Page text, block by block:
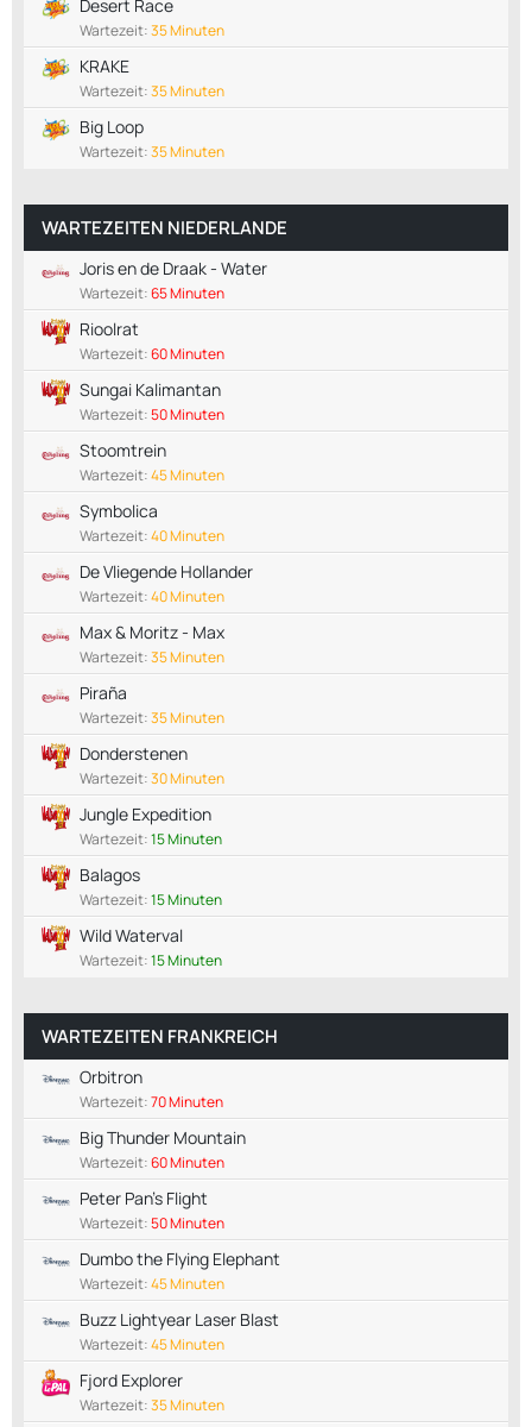
Desert Race
Wartezeit:35 Minuten
KRAKE
Wartezeit:35 Minuten
Big Loop
Wartezeit:35 Minuten
WARTEZEITEN NIEDERLANDE
Joris en de Draak - Water
Wartezeit:65 Minuten
Rioolrat
Wartezeit:60 Minuten
Sungai Kalimantan
Wartezeit:50 Minuten
Stoomtrein
Wartezeit:45 Minuten
Symbolica
Wartezeit:40 Minuten
De Vliegende Hollander
Wartezeit:40 Minuten
Max & Moritz - Max
Wartezeit:35 Minuten
Piraña
Wartezeit:35 Minuten
Donderstenen
Wartezeit:30 Minuten
Jungle Expedition
Wartezeit:15 Minuten
Balagos
Wartezeit:15 Minuten
Wild Waterval
Wartezeit:15 Minuten
WARTEZEITEN FRANKREICH
Orbitron
Wartezeit:70 Minuten
Big Thunder Mountain
Wartezeit:60 Minuten
Peter Pan's Flight
Wartezeit:50 Minuten
Dumbo the Flying Elephant
Wartezeit:45 Minuten
Buzz Lightyear Laser Blast
Wartezeit:45 Minuten
Fjord Explorer
Wartezeit:35 Minuten